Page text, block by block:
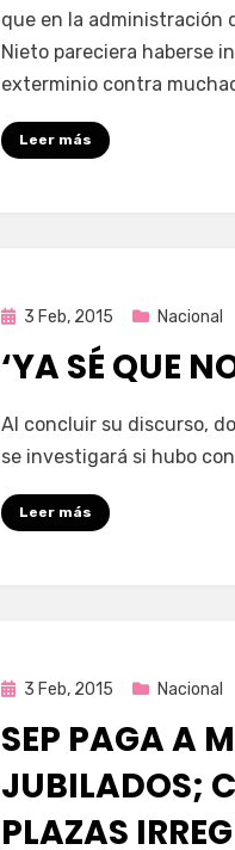
que en la administración
Nieto pareciera haberse
exterminio contra
Leer más
Publicada
3 Feb, 2015 Nacional
‘YA SÉ QUE
porEnrique
Al concluir su discurso,
se investigará si hubo
Leer más
Publicada
3 Feb, 2015 Nacional
SEP PAGA A
JUBILADOS;
PLAZAS